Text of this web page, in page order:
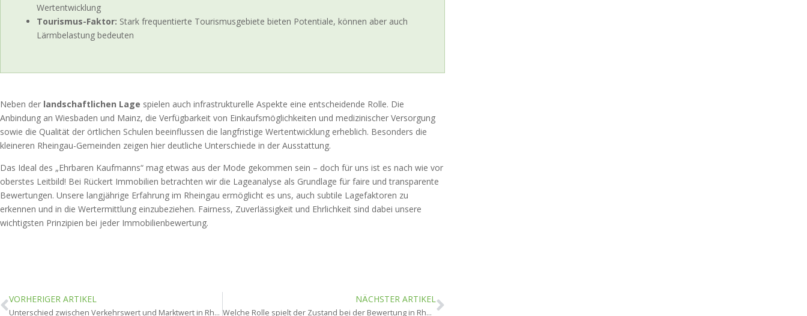
Wertentwicklung
Tourismus-Faktor: Stark frequentierte Tourismusgebiete bieten Potentiale, können aber auch
Lärmbelastung bedeuten
Neben der landschaftlichen Lage spielen auch infrastrukturelle Aspekte eine entscheidende Rolle. Die
Anbindung an Wiesbaden und Mainz, die Verfügbarkeit von Einkaufsmöglichkeiten und medizinischer Versorgung
sowie die Qualität der örtlichen Schulen beeinflussen die langfristige Wertentwicklung erheblich. Besonders die
kleineren Rheingau-Gemeinden zeigen hier deutliche Unterschiede in der Ausstattung.
Das Ideal des „Ehrbaren Kaufmanns“ mag etwas aus der Mode gekommen sein – doch für uns ist es nach wie vor
oberstes Leitbild! Bei Rückert Immobilien betrachten wir die Lageanalyse als Grundlage für faire und transparente
Bewertungen. Unsere langjährige Erfahrung im Rheingau ermöglicht es uns, auch subtile Lagefaktoren zu
erkennen und in die Wertermittlung einzubeziehen. Fairness, Zuverlässigkeit und Ehrlichkeit sind dabei unsere
wichtigsten Prinzipien bei jeder Immobilienbewertung.
VORHERIGER ARTIKEL
Unterschied zwischen Verkehrswert und Marktwert in Rheingau?
NÄCHSTER ARTIKEL
Welche Rolle spielt der Zustand bei der Bewertung in Rheingau?